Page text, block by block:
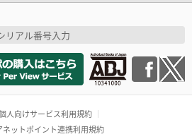
リアル番号入力
人向けサービス利用規約
ネットポイント連携利用規約